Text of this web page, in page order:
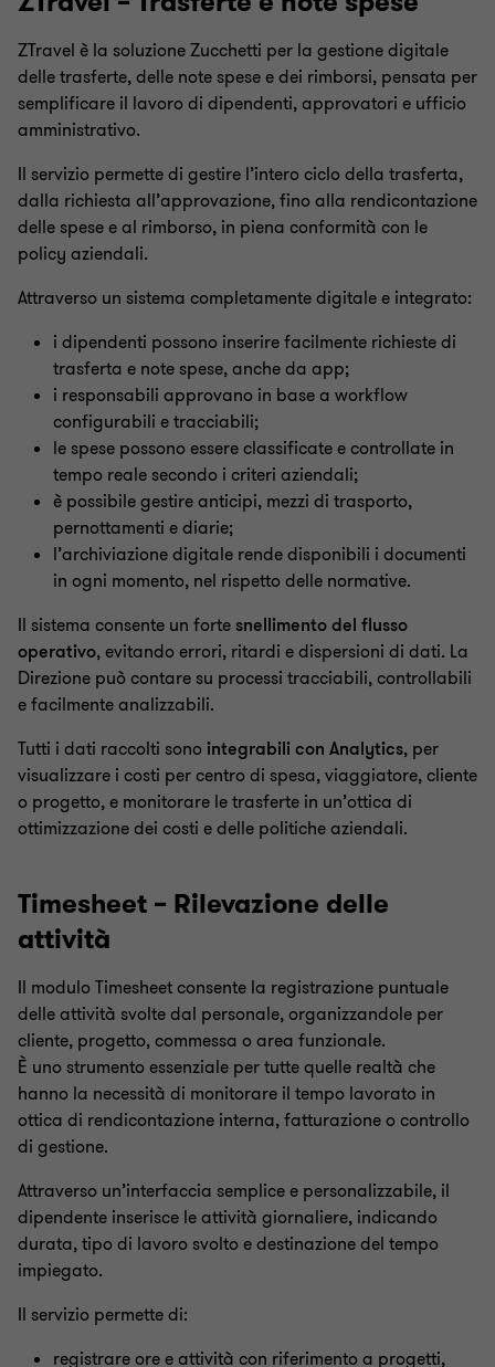
ZTravel è la soluzione Zucchetti per la gestione digitale
delle trasferte, delle note spese e dei rimborsi, pensata per
semplificare il lavoro di dipendenti, approvatori e ufficio
amministrativo.
Il servizio permette di gestire l’intero ciclo della trasferta,
dalla richiesta all’approvazione, fino alla rendicontazione
delle spese e al rimborso, in piena conformità con le
policy aziendali.
Attraverso un sistema completamente digitale e integrato:
i dipendenti possono inserire facilmente richieste di
trasferta e note spese, anche da app;
i responsabili approvano in base a workflow
configurabili e tracciabili;
le spese possono essere classificate e controllate in
tempo reale secondo i criteri aziendali;
è possibile gestire anticipi, mezzi di trasporto,
pernottamenti e diarie;
l’archiviazione digitale rende disponibili i documenti
in ogni momento, nel rispetto delle normative.
Il sistema consente un fortesnellimento del flusso
operativo, evitando errori, ritardi e dispersioni di dati. La
Direzione può contare su processi tracciabili, controllabili
e facilmente analizzabili.
Tutti i dati raccolti sono integrabili con Analytics, per
visualizzare i costi per centro di spesa, viaggiatore, cliente
o progetto, e monitorare le trasferte in un’ottica di
ottimizzazione dei costi e delle politiche aziendali.
Timesheet – Rilevazione delle
attività
Il modulo Timesheet consente la registrazione puntuale
delle attività svolte dal personale, organizzandole per
cliente, progetto, commessa o area funzionale.
È uno strumento essenziale per tutte quelle realtà che
hanno la necessità di monitorare il tempo lavorato in
ottica di rendicontazione interna, fatturazione o controllo
di gestione.
Attraverso un’interfaccia semplice e personalizzabile, il
dipendente inserisce le attività giornaliere, indicando
durata, tipo di lavoro svolto e destinazione del tempo
impiegato.
Il servizio permette di:
registrare ore e attività con riferimento a progetti,